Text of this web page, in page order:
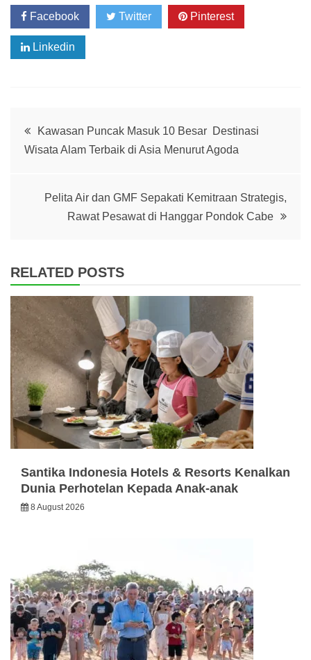
Facebook Twitter Pinterest
Linkedin
PostKawasan Puncak Masuk 10 Besar Destinasi
Wisata Alam Terbaik di Asia Menurut Agoda
Pelita Air dan GMF Sepakati Kemitraan Strategis,
Rawat Pesawat di Hanggar Pondok Cabe
RELATED POSTS
Santika Indonesia Hotels & Resorts Kenalkan
Dunia Perhotelan Kepada Anak-anak
8 August 2026